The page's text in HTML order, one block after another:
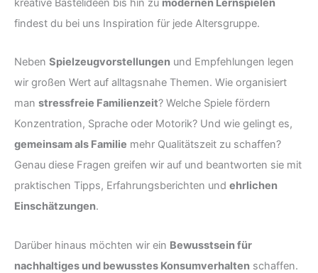
findest du bei uns Inspiration für jede Altersgruppe.
Neben Spielzeugvorstellungen und Empfehlungen legen
wir großen Wert auf alltagsnahe Themen. Wie organisiert
man stressfreie Familienzeit? Welche Spiele fördern
Konzentration, Sprache oder Motorik? Und wie gelingt es,
gemeinsam als Familie mehr Qualitätszeit zu schaffen?
Genau diese Fragen greifen wir auf und beantworten sie mit
praktischen Tipps, Erfahrungsberichten und ehrlichen
Einschätzungen.
Darüber hinaus möchten wir ein Bewusstsein für
nachhaltiges und bewusstes Konsumverhalten schaffen.